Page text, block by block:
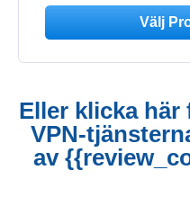
Välj
Eller klicka här
VPN-
av